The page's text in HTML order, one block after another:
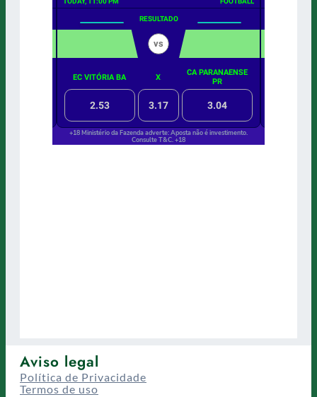
Aviso legal
Política de Privacidade
Termos de uso